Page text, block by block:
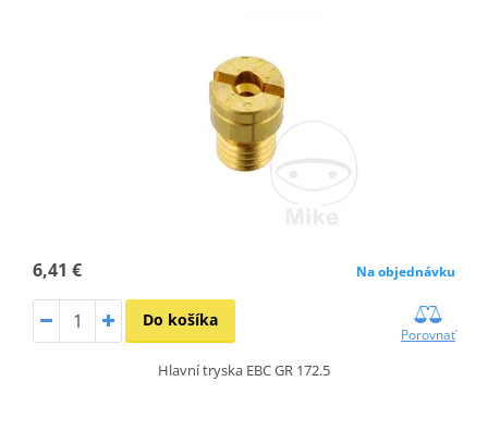
6,41 € Na objednávku
Do košíka
Porovnať
Hlavní tryska EBC GR 172.5